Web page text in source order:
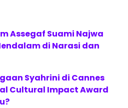
Assegaf Suami Najwa
di Narasi dan
Syahrini di Cannes
Cultural Impact Award